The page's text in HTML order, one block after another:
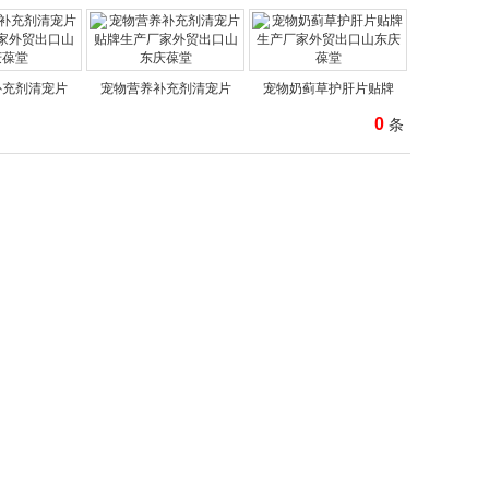
剂清宠片 宠物营养补充剂清宠片 宠物奶蓟草护肝片贴牌
0 条